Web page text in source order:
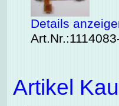
Details
Artikel